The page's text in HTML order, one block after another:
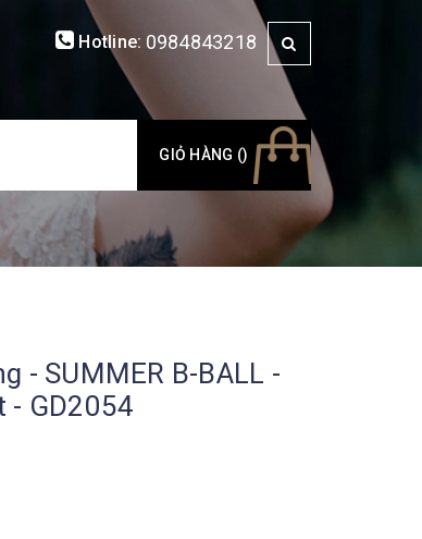
Hotline: 0984843218
GIỎ HÀNG ()
- SUMMER B-BALL -
- GD2054